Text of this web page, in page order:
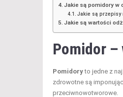
Jakie są pomidory w
Jakie są przepisy
Jakie są wartości
Pomidor –
Pomidoryto jedne z
zdrowotne są
przeciwnowotworowe.